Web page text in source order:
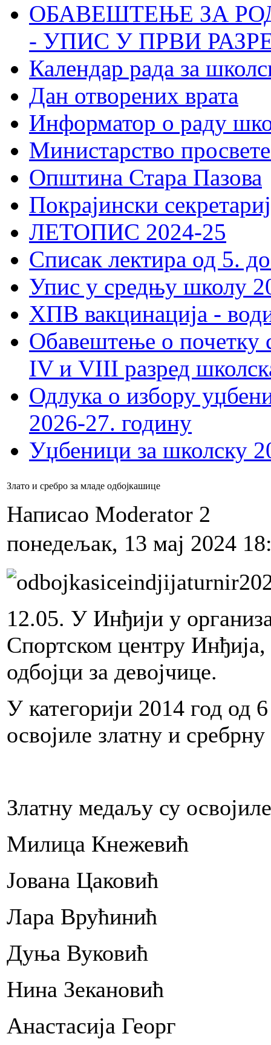
ОБАВЕШТЕЊЕ ЗА
- УПИС У ПРВИ
Календар рада за
Дан отворених врата
Информатор о раду
Министарство
Општина Стара Пазова
Покрајински
ЛЕТОПИС 2024-25
Списак лектира од 5.
Упис у средњу школу
ХПВ вакцинација -
Обавештење о почетку
IV и VIII разред
Одлука о избору
2026-27. годину
Уџбеници за школску
Злато и сребро за младе одбојкашице
Написао Moderator 2
понедељак, 13 мај 2024
12.05. У Инђији у
Спортском центру
одбојци за девојчице.
У категорији 2014 год од
освојиле златну и
Златну медаљу су
Милица Кнежевић
Јована Цаковић
Лара Врућинић
Дуња Вуковић
Нина Зекановић
Анастасија Георг